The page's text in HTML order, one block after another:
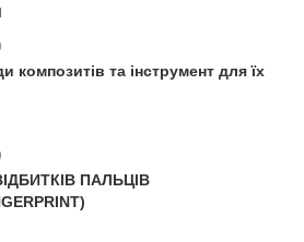
композитів та інструмент для їх
ПАЛЬЦІВ